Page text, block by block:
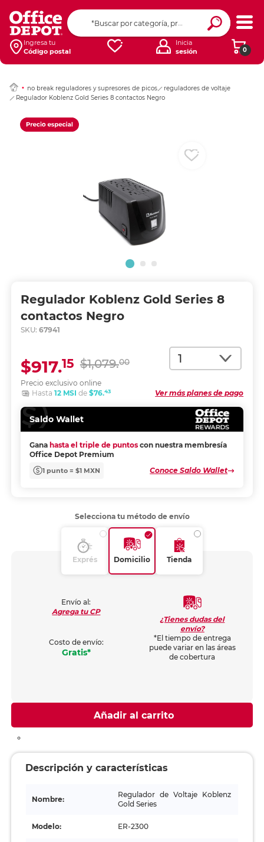
Ingresa tu
Código postal
0
Inicia
sesión
no break reguladores y supresores de picos
reguladores de voltaje
Regulador Koblenz Gold Series 8 contactos Negro
Regulador Koblenz Gold Series 8
contactos Negro
SKU: 67941
Cantidad
Precio exclusivo online
$1,079.00
$917.15
Ver más planes de pago
Hasta 12 MSI de $76.43
Saldo Wallet
Gana hasta el triple de puntos con nuestra membresía
Office Depot Premium
1 punto = $1 MXN Conoce Saldo Wallet
Ingresar Codigo
Selecciona tu método de envío
Exprés Domicilio Tienda
Envío al:
Agrega tu CP
Costo de envío:
Gratis*
¿Tienes dudas del
envío?
*El tiempo de entrega
puede variar en las áreas
de cobertura
Añadir al carrito
Descripción y características
Nombre:
Regulador de Voltaje Koblenz
Gold Series
Modelo: ER-2300